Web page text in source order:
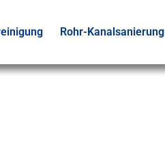
Rohr-Kanalsanierung